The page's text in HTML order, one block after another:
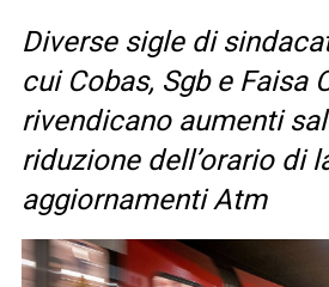
Diverse sigle di
cui Cobas, Sgb e Faisa
rivendicano aumenti
riduzione dell’orario di
aggiornamenti Atm